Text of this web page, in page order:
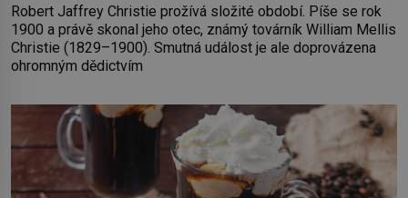
Robert Jaffrey Christie prožívá složité období. Píše se rok
1900 a právě skonal jeho otec, známý továrník William Mellis
Christie (1829–1900). Smutná událost je ale doprovázena
ohromným dědictvím